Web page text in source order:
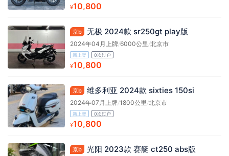
¥10,800
京b 无极 2024款 sr250gt play版
2024年04月上牌/6000公里 /北京市
新上架 0次过户
¥10,800
京b 维多利亚 2024款 sixties 150si
2024年07月上牌/1800公里 /北京市
新上架 0次过户
¥10,800
京b 光阳 2023款 赛艇 ct250 abs版